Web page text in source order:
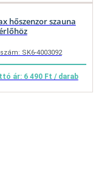
hőszenzor szauna
SK6-4003092
ár: 6 490 Ft / darab